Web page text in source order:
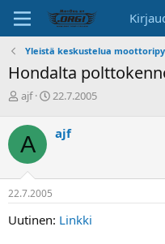
Yleistä keskustelua
Hondalta
K
s
k
u
s
t
e
u
ajf
A
s
i
22.7.2005
A ajf
22.7.2005
Uutinen: Linkki